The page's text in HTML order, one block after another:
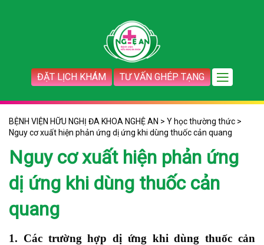
ĐẶT LỊCH KHÁM TƯ VẤN GHÉP TẠNG
BỆNH VIỆN HỮU NGHỊ ĐA KHOA NGHỆ AN > Y học thường thức >
Nguy cơ xuất hiện phản ứng dị ứng khi dùng thuốc cản quang
Nguy cơ xuất hiện phản ứng
dị ứng khi dùng thuốc cản
quang
1. Các trường hợp dị ứng khi dùng thuốc cản